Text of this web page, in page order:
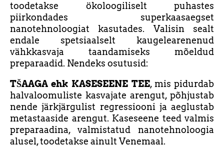
toodetakse ökoloogiliselt puhastes
piirkondades superkaasaegset
nanotehnoloogiat kasutades. Valisin sealt
endale spetsiaalselt kaugelearenenud
vähkkasvaja taandamiseks mõeldud
preparaadid. Nendeks osutusid:
TŠAAGA ehk KASESEENE TEE, mis pidurdab
halvaloomuliste kasvajate arengut, põhjustab
nende järkjärgulist regressiooni ja aeglustab
metastaaside arengut. Kaseseene teed valmis
preparaadina, valmistatud nanotehnoloogia
alusel, toodetakse ainult Venemaal.